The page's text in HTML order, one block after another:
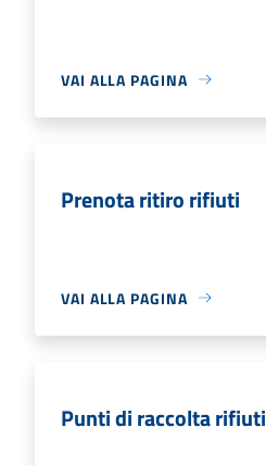
VAI ALLA PAGINA
Prenota ritiro rifiuti
VAI ALLA PAGINA
Punti di raccolta rifiuti